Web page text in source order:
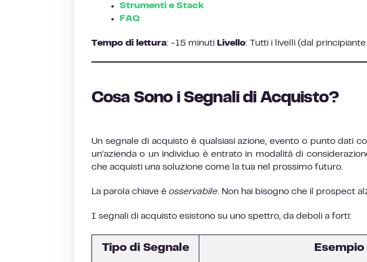
Strumenti e Stack
FAQ
Tempo di lettura: ~15 minuti Livello: Tutti i livelli (dal principiante
Cosa Sono i Segnali di Acquisto?
Un segnale di acquisto è qualsiasi azione, evento o punto dati
un’azienda o un individuo è entrato in modalità di
che acquisti una soluzione come la tua nel prossimo futuro.
La parola chiave è osservabile. Non hai bisogno che il prospect
I segnali di acquisto esistono su uno spettro, da deboli a forti:
Tipo di Segnale Esempio